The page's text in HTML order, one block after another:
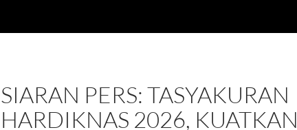
SIARAN PERS: TASYAKURAN
HARDIKNAS 2026, KUATKAN